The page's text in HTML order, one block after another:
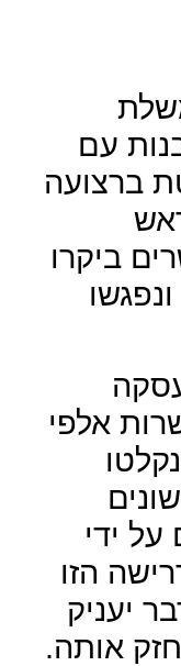
עם
ברצועה
ביקרו
אלפי
ידי
הזו
יעניק
אותה.